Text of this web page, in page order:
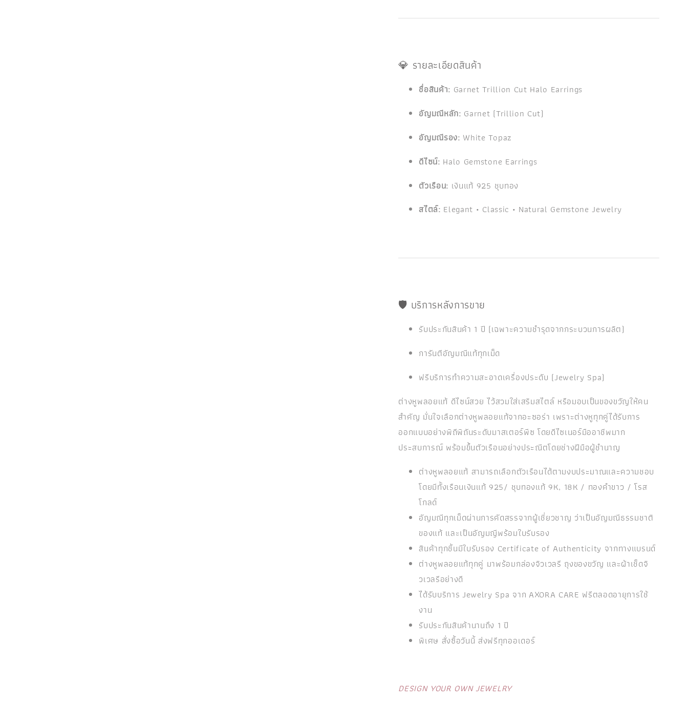
💎 รายละเอียดสินค้า
ชื่อสินค้า: Garnet Trillion Cut Halo Earrings
อัญมณีหลัก: Garnet (Trillion Cut)
อัญมณีรอง: White Topaz
ดีไซน์: Halo Gemstone Earrings
ตัวเรือน: เงินแท้ 925 ชุบทอง
สไตล์: Elegant • Classic • Natural Gemstone Jewelry
🛡️ บริการหลังการขาย
รับประกันสินค้า 1 ปี (เฉพาะความชำรุดจากกระบวนการผลิต)
การันตีอัญมณีแท้ทุกเม็ด
ฟรีบริการทำความสะอาดเครื่องประดับ (Jewelry Spa)
ต่างหูพลอยแท้ ดีไซน์สวย ไว้สวมใส่เสริมสไตล์ หรือมอบเป็นของขวัญให้คน
สำคัญ มั่นใจเลือกต่างหูพลอยแท้จากอะซอร่า เพราะต่างหูทุกคู่ได้รับการ
ออกแบบอย่างพิถีพิถันระดับมาสเตอร์พีซ โดยดีไซเนอร์มืออาชีพมาก
ประสบการณ์ พร้อมขึ้นตัวเรือนอย่างประณีตโดยช่างฝีมือผู้ชำนาญ
ต่างหูพลอยแท้ สามารถเลือกตัวเรือนได้ตามงบประมาณและความชอบ
โดยมีทั้งเรือนเงินแท้ 925/ ชุบทองแท้ 9K, 18K / ทองคำขาว / โรส
โกลด์
อัญมณีทุกเม็ดผ่านการคัดสรรจากผู้เชี่ยวชาญ ว่าเป็นอัญมณีธรรมชาติ
ของแท้ และเป็นอัญมญีพร้อมใบรับรอง
สินค้าทุกชิ้นมีใบรับรอง Certificate of Authenticity จากทางแบรนด์
ต่างหูพลอยแท้ทุกคู่ มาพร้อมกล่องจิวเวลรี ถุงของขวัญ และผ้าเช็ดจิ
วเวลรีอย่างดี
ได้รับบริการ Jewelry Spa จาก AXORA CARE ฟรีตลอดอายุการใช้
งาน
รับประกันสินค้านานถึง 1 ปี
พิเศษ สั่งซื้อวันนี้ ส่งฟรีทุกออเดอร์
DESIGN YOUR OWN JEWELRY